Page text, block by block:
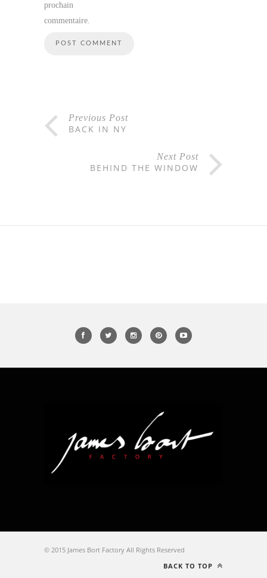
prochain
commentaire.
Previous Post
BACK IN NY
Next Post
BEHIND THE WINDOW
© 2015 James Bort Factory All Rights Reserved
BACK TO TOP